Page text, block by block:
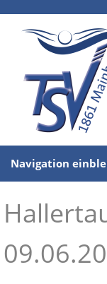
Navigation